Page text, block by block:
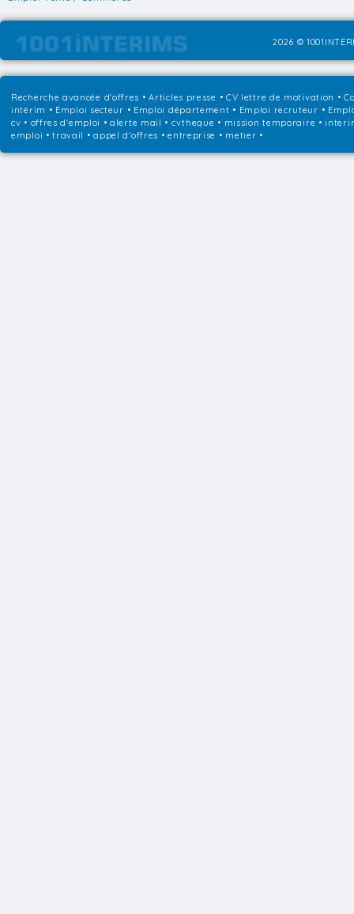
2026 ©
Recherche avancée d'offres •Articles presse • CV lettre de motivation •
intérim • Emploi secteur • Emploi département • Emploi recruteur •
cv • offres d'emploi • alerte mail • cvtheque • mission temporaire •
emploi • travail • appel d'offres • entreprise • metier •